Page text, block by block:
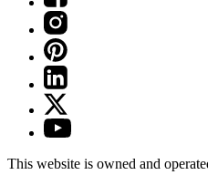
This website is owned and